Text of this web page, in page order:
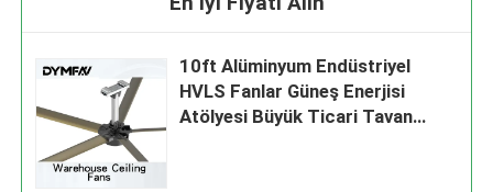
10ft Alüminyum Endüstriyel
HVLS Fanlar Güneş Enerjisi
Atölyesi Büyük Ticari Tavan